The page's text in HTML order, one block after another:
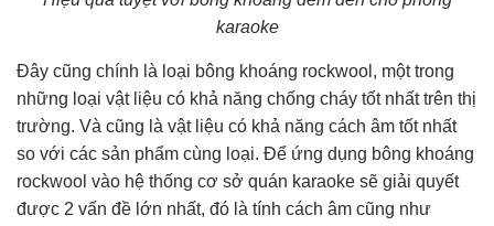
karaoke
Đây cũng chính là loại bông khoáng rockwool, một trong
những loại vật liệu có khả năng chống cháy tốt nhất trên thị
trường. Và cũng là vật liệu có khả năng cách âm tốt nhất
so với các sản phẩm cùng loại. Để ứng dụng bông khoáng
rockwool vào hệ thống cơ sở quán karaoke sẽ giải quyết
được 2 vấn đề lớn nhất, đó là tính cách âm cũng như